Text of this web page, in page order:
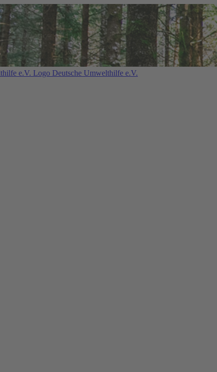
Deutsche Umwelthilfe e.V.